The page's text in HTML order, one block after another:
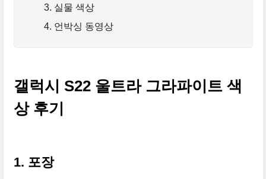
3. 실물 색상
4. 언박싱 동영상
갤럭시 S22 울트라 그라파이트 색
상 후기
1. 포장